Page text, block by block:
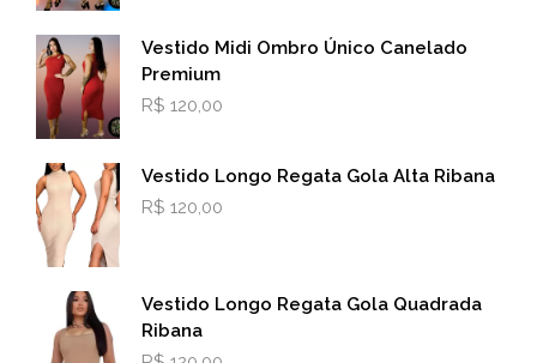
Vestido Midi Ombro Único Canelado
Premium
R$ 120,00
Vestido Longo Regata Gola Alta Ribana
R$ 120,00
Vestido Longo Regata Gola Quadrada
Ribana